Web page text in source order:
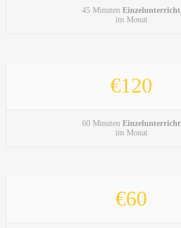
45 Minuten Einzelunterricht
im Monat
€120
60 Minuten Einzelunterricht
im Monat
€60